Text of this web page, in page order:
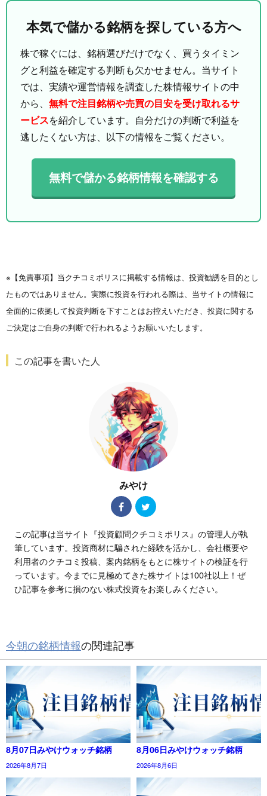
本気で儲かる銘柄を探している方へ
株で稼ぐには、銘柄選びだけでなく、買うタイミン
グと利益を確定する判断も欠かせません。当サイト
では、実績や運営情報を調査した株情報サイトの中
から、 無料で注目銘柄や売買の目安を受け取れるサ
ービスを紹介しています。自分だけの判断で利益を
逃したくない方は、以下の情報をご覧ください。
無料で儲かる銘柄情報を確認する
※【免責事項】当クチコミポリスに掲載する情報は、投資勧誘を目的とし
たものではありません。実際に投資を行われる際は、当サイトの情報に
全面的に依拠して投資判断を下すことはお控えいただき、投資に関する
ご決定はご自身の判断で行われるようお願いいたします。
この記事を書いた人
みやけ
この記事は当サイト『投資顧問クチコミポリス』の管理人が執
筆しています。投資商材に騙された経験を活かし、会社概要や
利用者のクチコミ投稿、案内銘柄をもとに株サイトの検証を行
っています。今までに見極めてきた株サイトは100社以上！ぜ
ひ記事を参考に損のない株式投資をお楽しみください。
今朝の銘柄情報の関連記事
8月07日みやけウォッチ銘柄
2026年8月7日
8月06日みやけウォッチ銘柄
2026年8月6日